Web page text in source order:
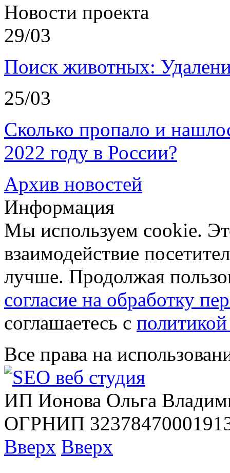
Новости проекта
29/03
Поиск животных:
25/03
Сколько пропало и
2022 году в России?
Архив новостей
Информация
Мы используем cookie.
взаимодействие
лучше. Продолжая
согласие на обработку
соглашаетесь с
Все права на
ИП Ионова Ольга
ОГРНИП
Вверх Вверх